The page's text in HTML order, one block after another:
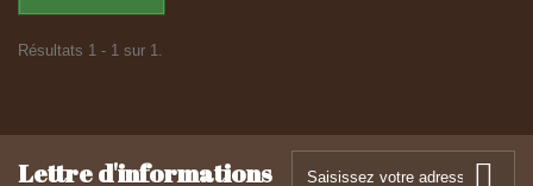
Résultats 1 - 1 sur 1.
Lettre d'informations